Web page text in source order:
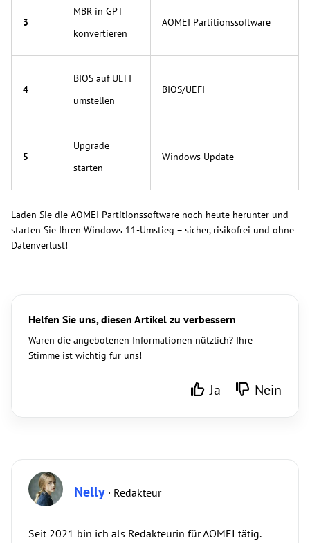
3
MBR in GPT
konvertieren
AOMEI Partitionssoftware
4
BIOS auf UEFI
umstellen
BIOS/UEFI
5
Upgrade
starten
Windows Update
Laden Sie die AOMEI Partitionssoftware noch heute herunter und
starten Sie Ihren Windows 11-Umstieg – sicher, risikofrei und ohne
Datenverlust!
Helfen Sie uns, diesen Artikel zu verbessern
Waren die angebotenen Informationen nützlich? Ihre
Stimme ist wichtig für uns!
Ja Nein
Nelly · Redakteur
Seit 2021 bin ich als Redakteurin für AOMEI tätig.